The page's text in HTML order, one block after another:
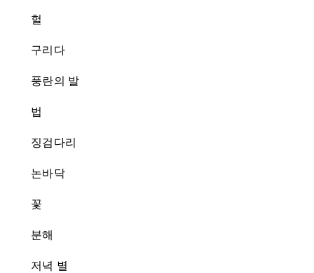
헐
구리다
풍란의 발
법
징검다리
논바닥
꽃
분해
저녁 별